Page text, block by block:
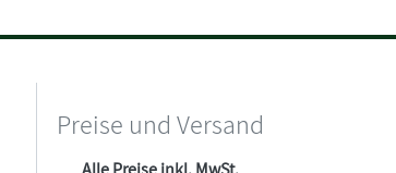
Preise und Versand